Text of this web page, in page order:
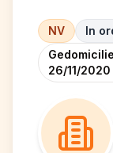
NV
In
26/11/2020